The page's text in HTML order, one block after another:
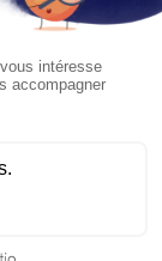
et
2026